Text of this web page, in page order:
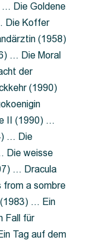
… Die Goldene
Die Koffer
(1958)
… Die Moral
der
(1990)
II (1990) …
… Die
Die weisse
… Dracula
a sombre
… Ein
Fall für
Tag auf dem